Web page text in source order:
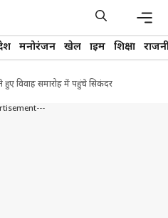
मनोरंजन खेल क्राइम शिक्षा
हुए विवाह समारोह में पहुंचे सिकंदर